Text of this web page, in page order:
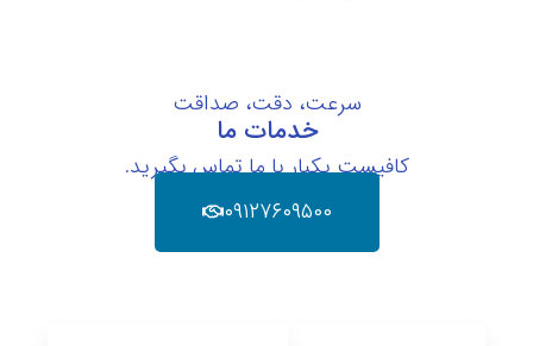
سرعت، دقت، صداقت
خدمات ما
کافیست یکبار با ما تماس بگیرید.
۰۹۱۲۷۶۰۹۵۰۰